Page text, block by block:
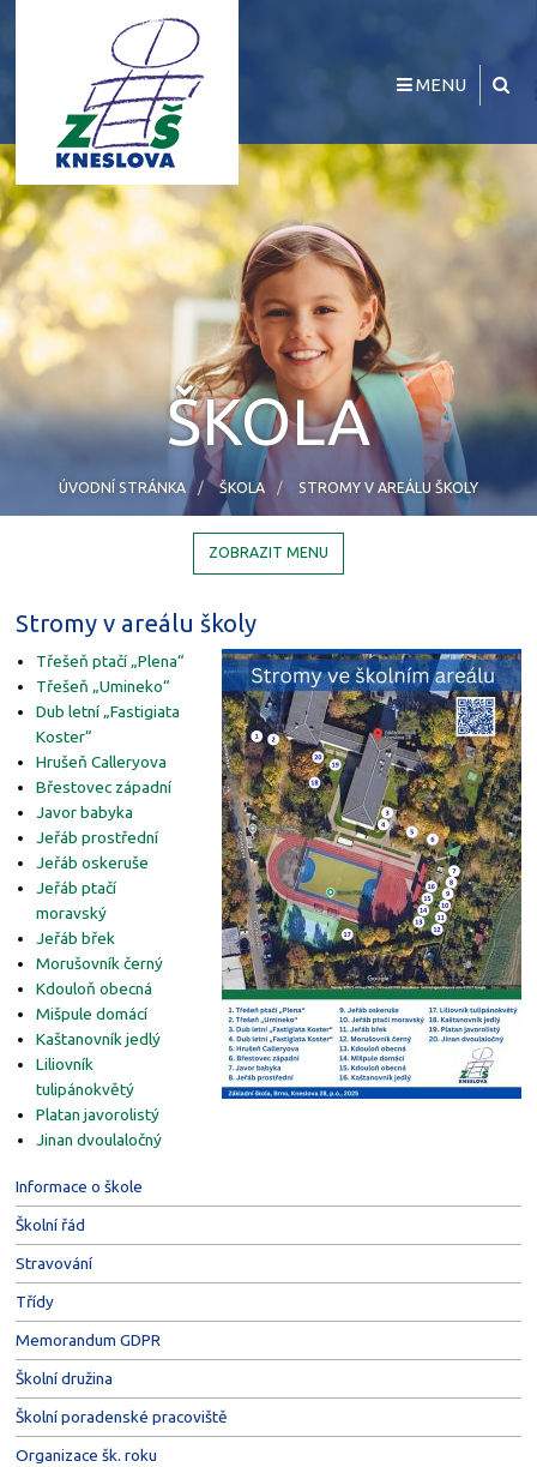
MENU
ŠKOLA
ÚVODNÍ STRÁNKA ŠKOLA STROMY V AREÁLU ŠKOLY
Informace o škole
Školní řád
Stravování
Třídy
Memorandum GDPR
Školní družina
Školní poradenské pracoviště
Organizace šk. roku
ZOBRAZIT MENU
Stromy v areálu školy
Třešeň ptačí „Plena“
Třešeň „Umineko“
Dub letní „Fastigiata
Koster“
Hrušeň Calleryova
Břestovec západní
Javor babyka
Jeřáb prostřední
Jeřáb oskeruše
Jeřáb ptačí
moravský
Jeřáb břek
Morušovník černý
Kdouloň obecná
Mišpule domácí
Kaštanovník jedlý
Liliovník
tulipánokvětý
Platan javorolistý
Jinan dvoulaločný